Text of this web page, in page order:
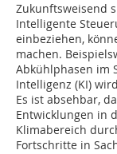
Zukunftsweisend
Intelligente
einbeziehen,
machen.
Abkühlphasen im
Intelligenz (KI)
Es ist absehbar,
Entwicklungen in
Klimabereich
Fortschritte in